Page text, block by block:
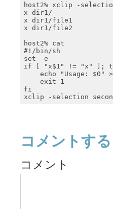
host2% xclip -
x dir1/
x dir1/file1
x dir1/file2
host2% cat
#!/bin/sh
set -e
if [ "x$1" != "x" ];
echo "Usage: $0"
    exit 1
fi
xclip -selection
コメントする
コメント